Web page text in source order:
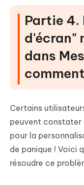
Partie 4.
d'écran"
dans
Certains
peuvent constater
pour la
de panique ! Voici
résoudre ce